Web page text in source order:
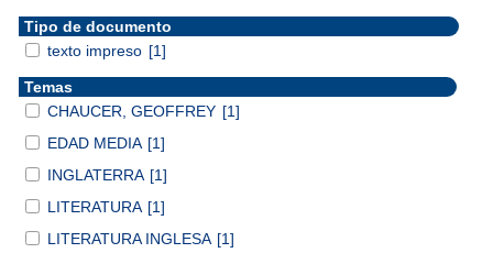
Tipo de documento
texto impreso [1]
Temas
CHAUCER, GEOFFREY [1]
EDAD MEDIA [1]
INGLATERRA [1]
LITERATURA [1]
LITERATURA INGLESA [1]